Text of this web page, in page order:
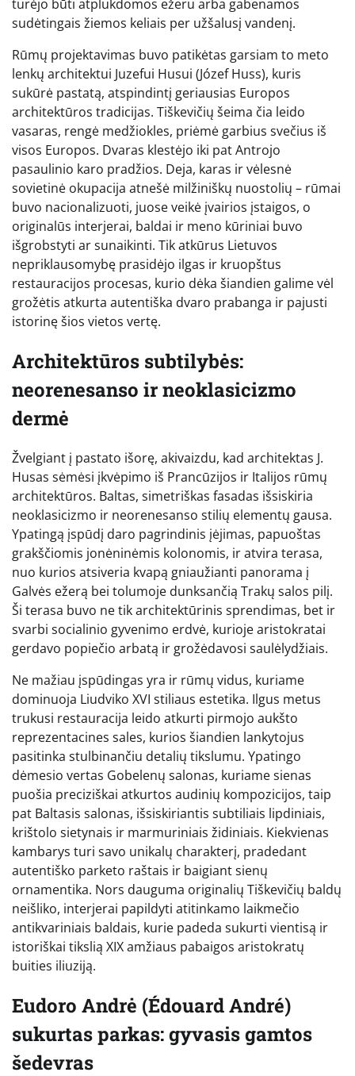
turėjo būti atplukdomos ežeru arba gabenamos
sudėtingais žiemos keliais per užšalusį vandenį.
Rūmų projektavimas buvo patikėtas garsiam to meto
lenkų architektui Juzefui Husui (Józef Huss), kuris
sukūrė pastatą, atspindintį geriausias Europos
architektūros tradicijas. Tiškevičių šeima čia leido
vasaras, rengė medžiokles, priėmė garbius svečius iš
visos Europos. Dvaras klestėjo iki pat Antrojo
pasaulinio karo pradžios. Deja, karas ir vėlesnė
sovietinė okupacija atnešė milžiniškų nuostolių – rūmai
buvo nacionalizuoti, juose veikė įvairios įstaigos, o
originalūs interjerai, baldai ir meno kūriniai buvo
išgrobstyti ar sunaikinti. Tik atkūrus Lietuvos
nepriklausomybę prasidėjo ilgas ir kruopštus
restauracijos procesas, kurio dėka šiandien galime vėl
grožėtis atkurta autentiška dvaro prabanga ir pajusti
istorinę šios vietos vertę.
Architektūros subtilybės:
neorenesanso ir neoklasicizmo
dermė
Žvelgiant į pastato išorę, akivaizdu, kad architektas J.
Husas sėmėsi įkvėpimo iš Prancūzijos ir Italijos rūmų
architektūros. Baltas, simetriškas fasadas išsiskiria
neoklasicizmo ir neorenesanso stilių elementų gausa.
Ypatingą įspūdį daro pagrindinis įėjimas, papuoštas
grakščiomis jonėninėmis kolonomis, ir atvira terasa,
nuo kurios atsiveria kvapą gniaužianti panorama į
Galvės ežerą bei tolumoje dunksančią Trakų salos pilį.
Ši terasa buvo ne tik architektūrinis sprendimas, bet ir
svarbi socialinio gyvenimo erdvė, kurioje aristokratai
gerdavo popiečio arbatą ir grožėdavosi saulėlydžiais.
Ne mažiau įspūdingas yra ir rūmų vidus, kuriame
dominuoja Liudviko XVI stiliaus estetika. Ilgus metus
trukusi restauracija leido atkurti pirmojo aukšto
reprezentacines sales, kurios šiandien lankytojus
pasitinka stulbinančiu detalių tikslumu. Ypatingo
dėmesio vertas Gobelenų salonas, kuriame sienas
puošia preciziškai atkurtos audinių kompozicijos, taip
pat Baltasis salonas, išsiskiriantis subtiliais lipdiniais,
krištolo sietynais ir marmuriniais židiniais. Kiekvienas
kambarys turi savo unikalų charakterį, pradedant
autentiško parketo raštais ir baigiant sienų
ornamentika. Nors dauguma originalių Tiškevičių baldų
neišliko, interjerai papildyti atitinkamo laikmečio
antikvariniais baldais, kurie padeda sukurti vientisą ir
istoriškai tikslią XIX amžiaus pabaigos aristokratų
buities iliuziją.
Eudoro Andrė (Édouard André)
sukurtas parkas: gyvasis gamtos
šedevras